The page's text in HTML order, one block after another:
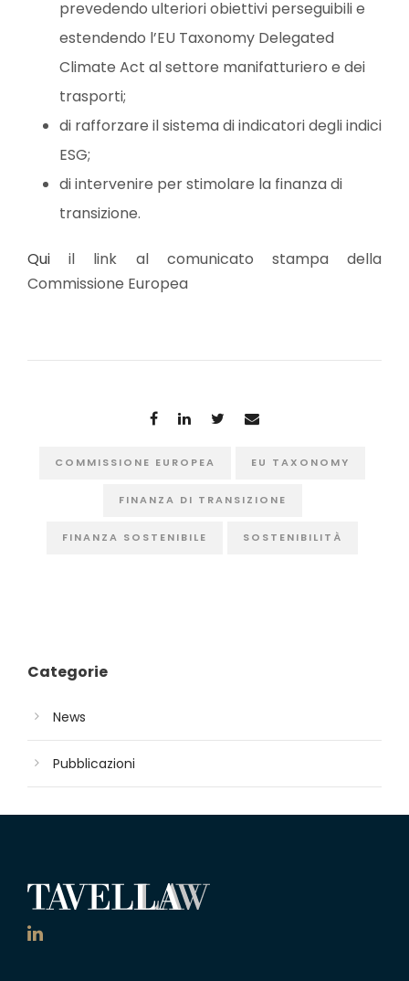
prevedendo ulteriori obiettivi perseguibili e
estendendo l’EU Taxonomy Delegated
Climate Act al settore manifatturiero e dei
trasporti;
di rafforzare il sistema di indicatori degli indici
ESG;
di intervenire per stimolare la finanza di
transizione.
Qui il link al comunicato stampa della
Commissione Europea
COMMISSIONE EUROPEA EU TAXONOMY
FINANZA DI TRANSIZIONE
FINANZA SOSTENIBILE SOSTENIBILITÀ
Categorie
News
Pubblicazioni